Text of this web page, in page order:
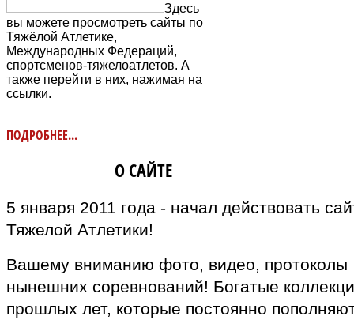
Здесь
вы можете просмотреть сайты по
Тяжёлой Атлетике,
Международных Федераций,
спортсменов-тяжелоатлетов. А
также перейти в них, нажимая на
ссылки.
ПОДРОБНЕЕ...
О САЙТЕ
5 января 2011 года - начал действовать
Тяжелой Атлетики!
Вашему вниманию фото, видео, протоколы
нынешних соревнований! Богатые
прошлых лет, которые постоянно